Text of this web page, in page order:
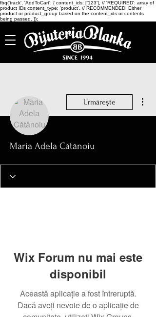
fbq('track', 'AddToCart', { content_ids: ['123'], // 'REQUIRED': array of
product IDs content_type: 'product', // RECOMMENDED: Either
product or product_group based on the content_ids or contents
being passed. });
Urmărește
Maria Adela Cătănoiu
Wix Forum nu mai este
disponibil
Această aplicație a fost întreruptă.
Dacă aveți nevoie de o aplicație de